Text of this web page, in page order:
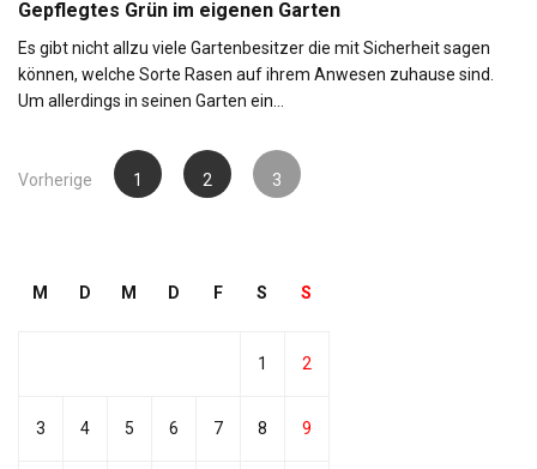
Gepflegtes Grün im eigenen Garten
Es gibt nicht allzu viele Gartenbesitzer die mit Sicherheit sagen
können, welche Sorte Rasen auf ihrem Anwesen zuhause sind.
Um allerdings in seinen Garten ein…
Seitennummerierung
Beiträge
Vorherige 1 2 3
M D M D F S S
1 2
3 4 5 6 7 8 9